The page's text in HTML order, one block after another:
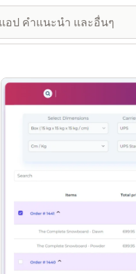
แกลเลอรีรูปภาพที่แสดง